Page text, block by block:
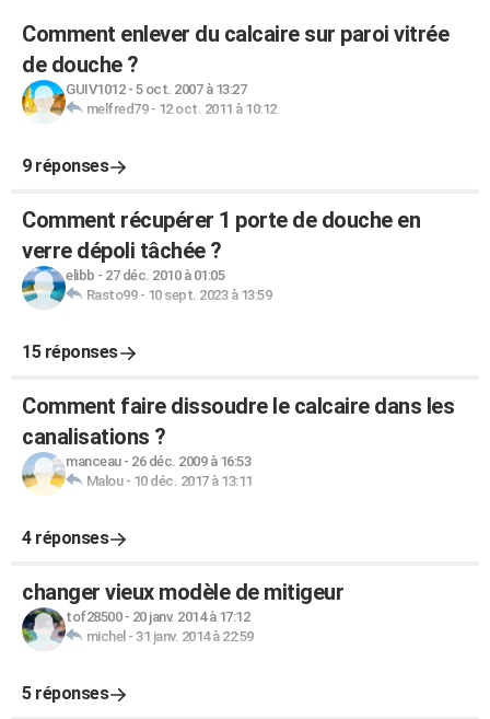
Comment enlever du calcaire sur paroi vitrée
de douche ?
GUIV1012- 5 oct. 2007 à 13:27
melfred79- 12 oct. 2011 à 10:12
9 réponses
Comment récupérer 1 porte de douche en
verre dépoli tâchée ?
elibb - 27 déc. 2010 à 01:05
Rasto99- 10 sept. 2023 à 13:59
15 réponses
Comment faire dissoudre le calcaire dans les
canalisations ?
manceau- 26 déc. 2009 à 16:53
Malou- 10 déc. 2017 à 13:11
4 réponses
changer vieux modèle de mitigeur
tof28500- 20 janv. 2014 à 17:12
michel - 31 janv. 2014 à 22:59
5 réponses